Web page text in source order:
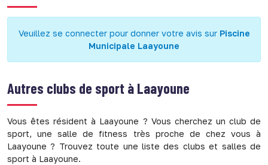
Veuillez se connecter pour donner votre avis sur Piscine
Municipale Laayoune
Autres clubs de sport à Laayoune
Vous êtes résident à Laayoune ? Vous cherchez un club de
sport, une salle de fitness très proche de chez vous à
Laayoune ? Trouvez toute une liste des clubs et salles de
sport à Laayoune.